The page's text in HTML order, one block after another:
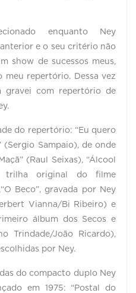
enquanto Ney
e o seu critério não
show de sucessos meus,
meu repertório. Dessa vez
gravei com repertório de
do repertório: “Eu quero
Sampaio), de onde
(Raul Seixas), “Álcool
trilha original do filme
Beco”, gravada por Ney
Vianna/Bi Ribeiro) e
álbum dos Secos e
Trindade/João Ricardo),
por Ney.
do compacto duplo Ney
em 1975: “Postal do